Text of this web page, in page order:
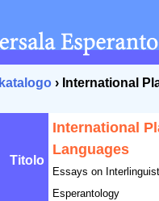
katalogo › International
Titolo
International
Languages
Essays on
Esperantology